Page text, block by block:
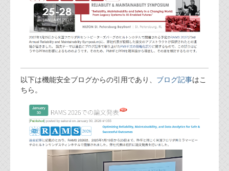
以下は機能安全ブログからの引用であり、 ブログ記事はこ
ちら。